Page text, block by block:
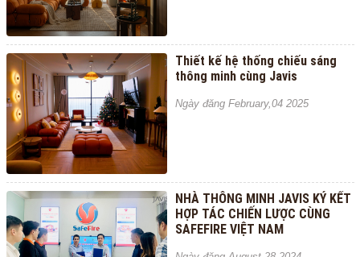
Thiết kế hệ thống chiếu sáng
thông minh cùng Javis
Ngày đăng February,04 2025
NHÀ THÔNG MINH JAVIS KÝ KẾT
HỢP TÁC CHIẾN LƯỢC CÙNG
SAFEFIRE VIỆT NAM